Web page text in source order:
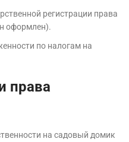
регистрации права
оформлен).
по налогам на
права
на садовый домик